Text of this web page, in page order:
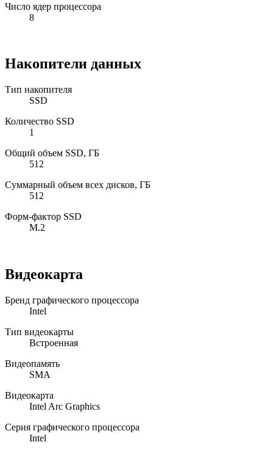
Число ядер процессора
8
Накопители данных
Тип накопителя
SSD
Количество SSD
1
Общий объем SSD, ГБ
512
Суммарный объем всех дисков, ГБ
512
Форм-фактор SSD
M.2
Видеокарта
Бренд графического процессора
Intel
Тип видеокарты
Встроенная
Видеопамять
SMA
Видеокарта
Intel Arc Graphics
Серия графического процессора
Intel